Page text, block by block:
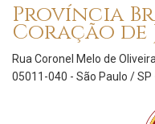
Província
Coração de
Rua Coronel Melo de
05011-040 - São Paulo / SP